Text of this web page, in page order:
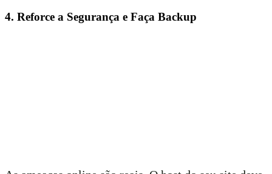
4. Reforce a Segurança e Faça Backup